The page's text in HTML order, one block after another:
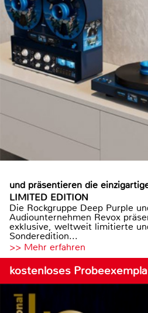
und präsentieren die
LIMITED EDITION
Die Rockgruppe Deep Purple
Audiounternehmen Revox
exklusive, weltweit limitierte
Sonderedition...
>> Mehr erfahren
kostenloses